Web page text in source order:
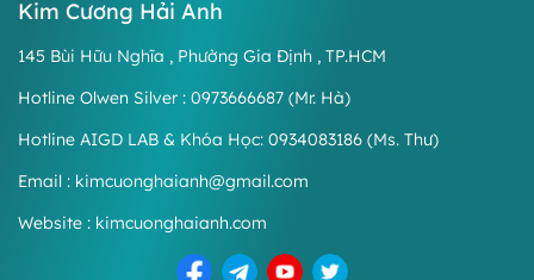
Kim Cương Hải Anh
145 Bùi Hữu Nghĩa , Phường Gia Định , TP.HCM
Hotline Olwen Silver : 0973666687 (Mr. Hà)
Hotline AIGD LAB & Khóa Học: 0934083186 (Ms. Thư)
Email : kimcuonghaianh@gmail.com
Website : kimcuonghaianh.com